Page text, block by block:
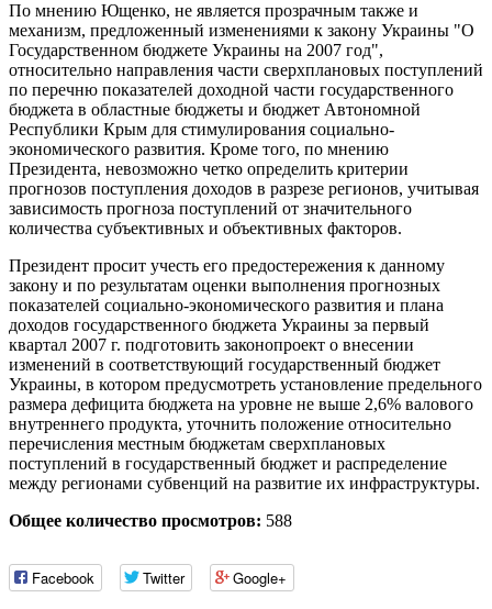
По мнению Ющенко, не является прозрачным также и
механизм, предложенный изменениями к закону Украины "О
Государственном бюджете Украины на 2007 год",
относительно направления части сверхплановых поступлений
по перечню показателей доходной части государственного
бюджета в областные бюджеты и бюджет Автономной
Республики Крым для стимулирования социально-
экономического развития. Кроме того, по мнению
Президента, невозможно четко определить критерии
прогнозов поступления доходов в разрезе регионов, учитывая
зависимость прогноза поступлений от значительного
количества субъективных и объективных факторов.
Президент просит учесть его предостережения к данному
закону и по результатам оценки выполнения прогнозных
показателей социально-экономического развития и плана
доходов государственного бюджета Украины за первый
квартал 2007 г. подготовить законопроект о внесении
изменений в соответствующий государственный бюджет
Украины, в котором предусмотреть установление предельного
размера дефицита бюджета на уровне не выше 2,6% валового
внутреннего продукта, уточнить положение относительно
перечисления местным бюджетам сверхплановых
поступлений в государственный бюджет и распределение
между регионами субвенций на развитие их инфраструктуры.
Общее количество просмотров: 588
Facebook Twitter Google+